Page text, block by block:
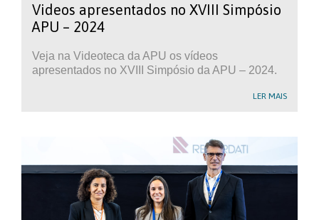
Videos apresentados no XVIII Simpósio
APU – 2024
Veja na Videoteca da APU os vídeos
apresentados no XVIII Simpósio da APU – 2024.
LER MAIS